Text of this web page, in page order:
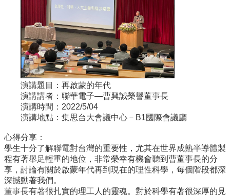
學
研
究
系
所
演講題目：再啟蒙的年代
演講講者：聯華電子—曹興誠榮譽董事長
演講時間：2022/5/04
演講地點：集思台大會議中心－B1國際會議廳
心得分享：
學生十分了解聯電對台灣的重要性，尤其在世界成熟半導體製
程有著舉足輕重的地位，非常榮幸有機會聽到曹董事長的分
享，討論有關於啟蒙年代再到現在的理性科學，每個階段都深
深撼動著我們。
董事長有著很扎實的理工人的靈魂。對於科學有著很深厚的見